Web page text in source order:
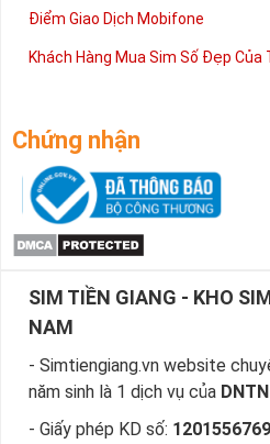
Điểm Giao Dịch Mobifone
Khách Hàng Mua Sim Số Đẹp Của
Chứng nhận
SIM TIỀN GIANG - KHO
NAM
- Simtiengiang.vn website
năm sinh là 1 dịch vụ của
- Giấy phép KD số: 1201556769